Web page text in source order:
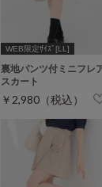
WEB限定ｻｲｽﾞ[LL]
裏地パンツ付ミニフレ
スカート
￥2,980（税込）